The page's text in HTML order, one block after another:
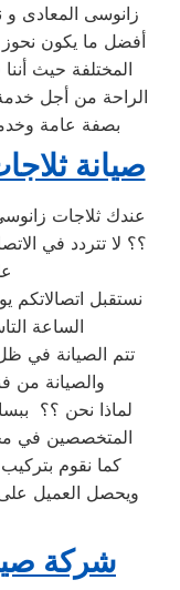
زانوسى المعادى و
أفضل ما يكون
المختلفة حيث
الراحة من أجل
بصفة عامة
صيانة
عندك ثلاجات
؟؟ لا تتردد في
نستقبل اتصالاتكم
الساعة
تتم الصيانة في
والصيانة من
لماذا نحن ؟؟
المتخصصين في
كما نقوم
ويحصل العميل
شركة